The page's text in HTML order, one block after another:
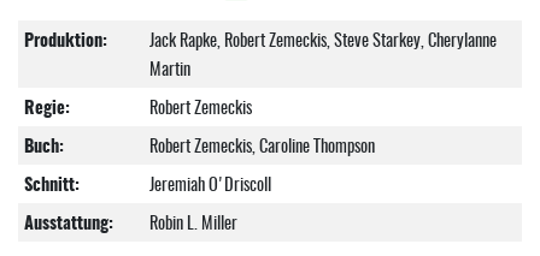
Produktion:
Jack Rapke, Robert Zemeckis, Steve Starkey, Cherylanne
Martin
Regie:
Robert Zemeckis
Buch:
Robert Zemeckis, Caroline Thompson
Schnitt:
Jeremiah O'Driscoll
Ausstattung:
Robin L. Miller